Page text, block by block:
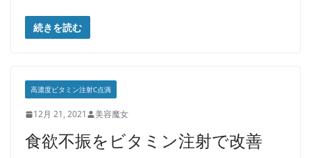
続きを読む
高濃度ビタミン注射C点滴
12月 21, 2021 美容魔女
食欲不振をビタミン注射で改善